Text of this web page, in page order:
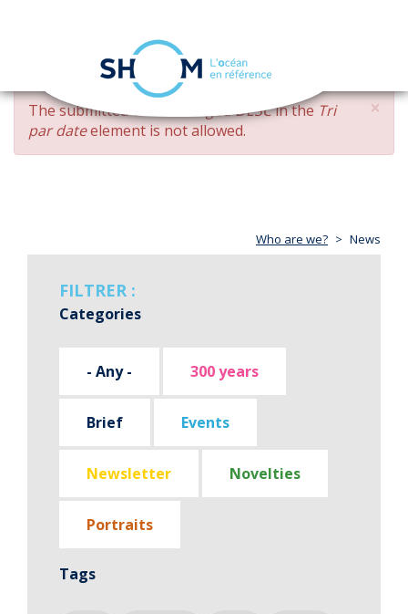
Skip
main
content
navigation
×
ERROR
MESSAGE
The submitted value changed DESCin the Tri
par dateelement is not allowed.
Who are we? News
FILTRER :
Categories
- Any - 300 years
Brief Events
Newsletter Novelties
Portraits
Tags